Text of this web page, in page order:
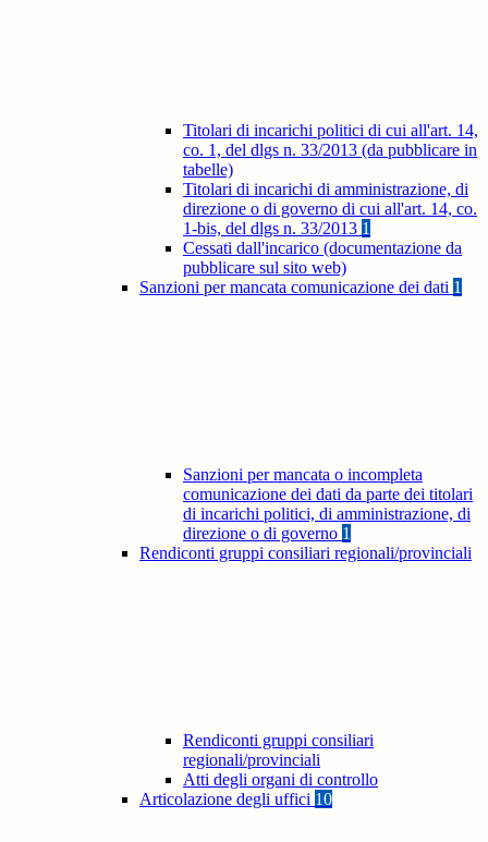
Titolari di incarichi politici di cui all'art. 14,
co. 1, del dlgs n. 33/2013 (da pubblicare in
tabelle)
Titolari di incarichi di amministrazione, di
direzione o di governo di cui all'art. 14, co.
1-bis, del dlgs n. 33/2013 1
Cessati dall'incarico (documentazione da
pubblicare sul sito web)
Sanzioni per mancata comunicazione dei dati 1
Sanzioni per mancata o incompleta
comunicazione dei dati da parte dei titolari
di incarichi politici, di amministrazione, di
direzione o di governo 1
Rendiconti gruppi consiliari regionali/provinciali
Rendiconti gruppi consiliari
regionali/provinciali
Atti degli organi di controllo
Articolazione degli uffici 10